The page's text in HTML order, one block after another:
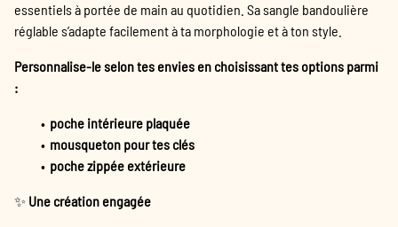
essentiels à portée de main au quotidien. Sa sangle bandoulière
réglable s’adapte facilement à ta morphologie et à ton style.
Personnalise-le selon tes envies en choisissant tes options parmi
:
poche intérieure plaquée
mousqueton pour tes clés
poche zippée extérieure
✨ Une création engagée